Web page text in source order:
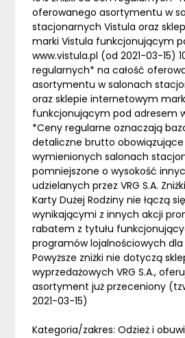
oferowanego asortymentu w
stacjonarnych Vistula oraz
marki Vistula funkcjonującym
www.vistula.pl (od 2021-03-15)
regularnych* na całość
asortymentu w salonach
oraz sklepie internetowym
funkcjonującym pod adresem
*Ceny regularne oznaczają
detaliczne brutto obowiązujące
wymienionych salonach
pomniejszone o wysokość
udzielanych przez VRG S.A.
Karty Dużej Rodziny nie łączą
wynikającymi z innych akcji
rabatem z tytułu
programów lojalnościowych dla
Powyższe zniżki nie dotyczą
wyprzedażowych VRG S.A.,
asortyment już przeceniony
2021-03-15)
Kategoria/zakres: Odzież i